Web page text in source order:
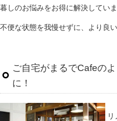
暮しのお悩みをお得に解決していま
不便な状態を我慢せずに、より良
ご自宅がまるでCafeの
に！